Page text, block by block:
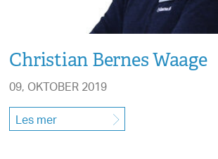
Christian Bernes Waage
09, OKTOBER 2019
Les mer